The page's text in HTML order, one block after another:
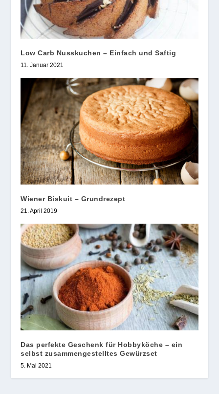
Low Carb Nusskuchen – Einfach und Saftig
11. Januar 2021
Wiener Biskuit – Grundrezept
21. April 2019
Das perfekte Geschenk für Hobbyköche – ein
selbst zusammengestelltes Gewürzset
5. Mai 2021